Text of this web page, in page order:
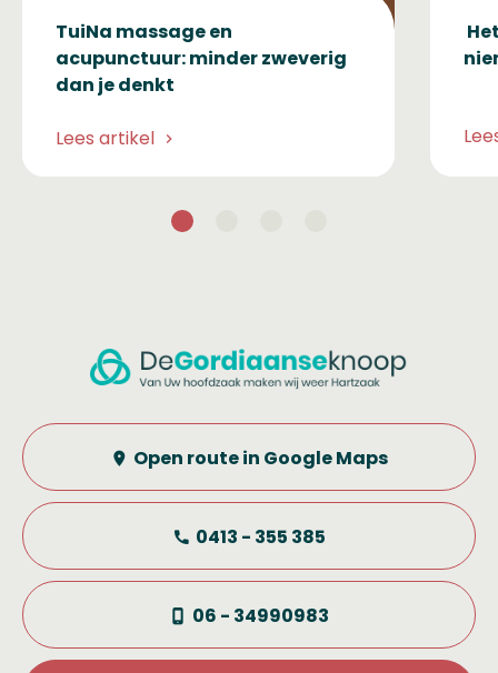
TuiNa massage en
acupunctuur: minder zweverig
dan je denkt
Lees artikel
Open route in Google Maps
0413 - 355 385
06 - 34990983